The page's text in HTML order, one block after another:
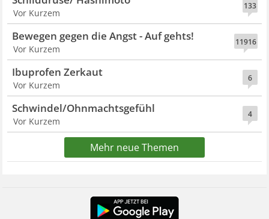
133
Vor Kurzem
11916
Bewegen gegen die Angst - Auf gehts!
Vor Kurzem
6
Ibuprofen Zerkaut
Vor Kurzem
4
Schwindel/Ohnmachtsgefühl
Vor Kurzem
Mehr neue Themen